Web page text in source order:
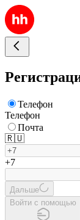
Телефон
Телефон
Почта
🇷🇺
+7
Дальше
Войти с помощью